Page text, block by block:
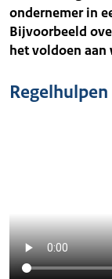
ondernemer in
Bijvoorbeeld
het voldoen